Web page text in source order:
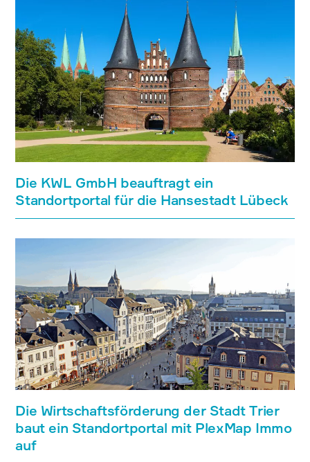
Die KWL GmbH beauftragt ein
Standortportal für die Hansestadt Lübeck
Die Wirtschaftsförderung der Stadt Trier
baut ein Standortportal mit PlexMap Immo
auf